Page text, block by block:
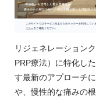
リジェネレーション
PRP療法）に特化し
す最新のアプローチ
や、慢性的な痛みの